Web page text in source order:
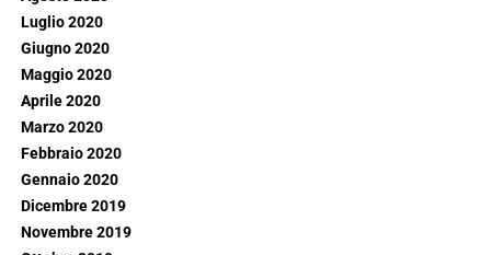
Luglio 2020
Giugno 2020
Maggio 2020
Aprile 2020
Marzo 2020
Febbraio 2020
Gennaio 2020
Dicembre 2019
Novembre 2019